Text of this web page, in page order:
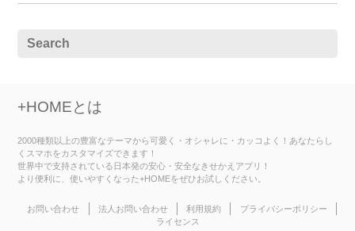
+HOMEとは
2000種類以上の豊富なテーマから可愛く・オシャレに・カッコよく！あなたらし
くスマホをカスタマイズできます！
世界中で支持されている日本発の安心・安全なきせかえアプリ！
より便利に、使いやすくなった+HOMEをぜひお試しください。
お問い合わせ 法人お問い合わせ 利用規約
プライバシーポリシー
ライセンス